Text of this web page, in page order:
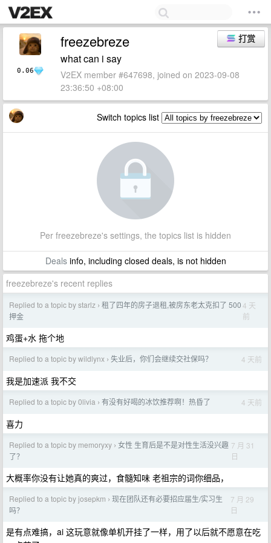
0.06
打赏
freezebreze
what can i say
V2EX member #647698, joined on 2023-09-08
23:36:50 +08:00
Switch topics list
Per freezebreze's settings, the topics list is hidden
Dealsinfo, including closed deals, is not hidden
freezebreze's recent replies
Replied to a topic by starlz › 租了四年的房子退租,被房东老太克扣了 500
押金
4 天
前
鸡蛋+水 拖个地
Replied to a topic by wildlynx › 失业后，你们会继续交社保吗？ 4 天前
我是加速派 我不交
Replied to a topic by 0livia › 有没有好喝的冰饮推荐啊！热昏了 4 天前
喜力
Replied to a topic by memoryxy › 女性 生育后是不是对性生活没兴趣
了？
7 月 31
日
大概率你没有让她真的爽过，食髓知味 老祖宗的词你细品，
Replied to a topic by josepkm › 现在团队还有必要招应届生/实习生
吗？
7 月 29
日
是有点难搞，ai 这玩意就像单机开挂了一样，用了以后就不愿意在吃